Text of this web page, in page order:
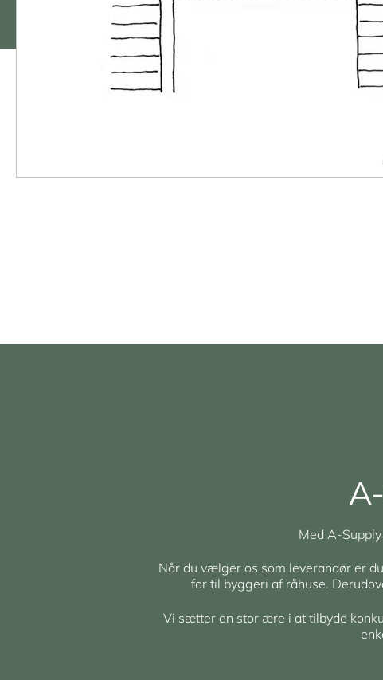
Med A-
Når du vælger os som leverandør er
for til byggeri af råhuse.
Vi sætter en stor ære i at tilbyde